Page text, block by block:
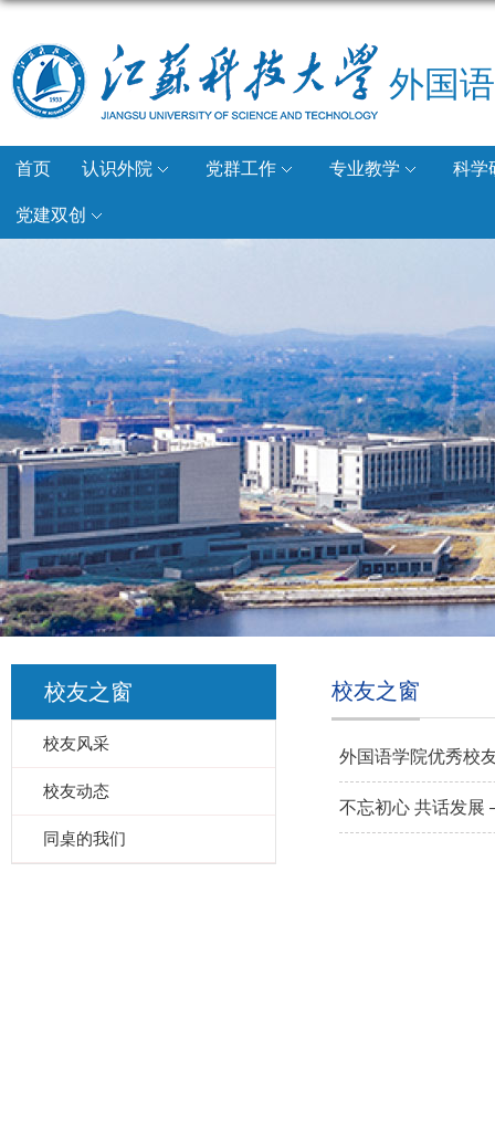
外国
首页 认识外院 党群工作 专业教学 科学
党建双创
校友之窗
校友风采
校友动态
同桌的我们
校友之窗
外国语学院优秀校
不忘初心 共话发展